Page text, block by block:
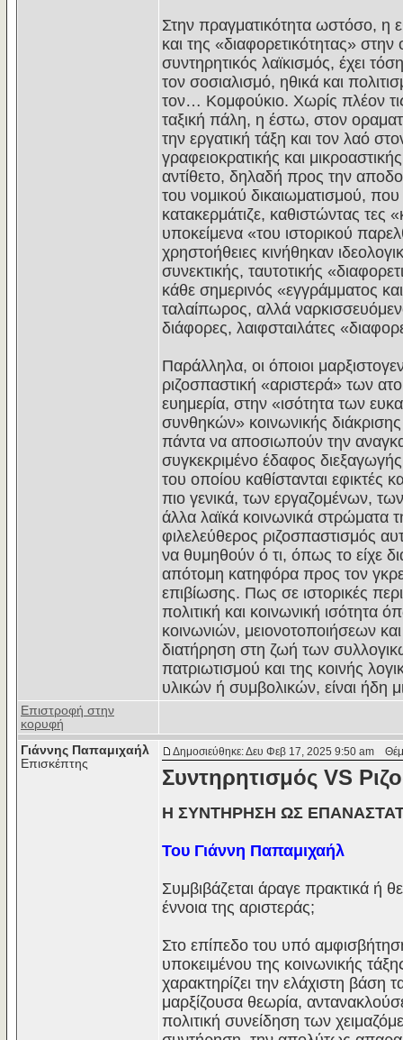
Στην πραγματικότητα ωστόσο, η
και της «διαφορετικότητας»
συντηρητικός λαϊκισμός, έχει
τον σοσιαλισμό, ηθικά και
τον… Κομφούκιο. Χωρίς πλέον
ταξική πάλη, η έστω, στον
την εργατική τάξη και τον λαό
γραφειοκρατικής και
αντίθετο, δηλαδή προς την
του νομικού δικαιωματισμού, που
κατακερμάτιζε, καθιστώντας τες
υποκείμενα «του ιστορικού
χρηστοήθειες κινήθηκαν
συνεκτικής, ταυτοτικής
κάθε σημερινός «εγγράμματος
ταλαίπωρος, αλλά
διάφορες, λαιφσταιλάτες
Παράλληλα, οι όποιοι
ριζοσπαστική «αριστερά» των
ευημερία, στην «ισότητα των
συνθηκών» κοινωνικής
πάντα να αποσιωπούν την
συγκεκριμένο έδαφος
του οποίου καθίστανται εφικτές
πιο γενικά, των εργαζομένων,
άλλα λαϊκά κοινωνικά στρώματα
φιλελεύθερος ριζοσπαστισμός
να θυμηθούν ό τι, όπως το είχε
απότομη κατηφόρα προς τον
επιβίωσης. Πως σε ιστορικές
πολιτική και κοινωνική
κοινωνιών, μειονοτοποιήσεων
διατήρηση στη ζωή των
πατριωτισμού και της κοινής
υλικών ή συμβολικών, είναι ήδη
Επιστροφή στην
κορυφή
Γιάννης Παπαμιχαήλ
Επισκέπτης
Δημοσιεύθηκε: Δευ Φεβ 17, 2025 9:50 am
Συντηρητισμός VS
Η ΣΥΝΤΗΡΗΣΗ ΩΣ
Του Γιάννη Παπαμιχαήλ
Συμβιβάζεται άραγε πρακτικά ή
έννοια της αριστεράς;
Στο επίπεδο του υπό
υποκειμένου της κοινωνικής
χαρακτηρίζει την ελάχιστη βάση
μαρξίζουσα θεωρία,
πολιτική συνείδηση των